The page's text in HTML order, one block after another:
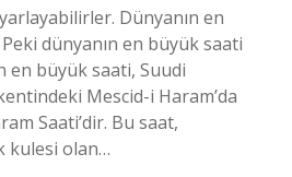
Dünyanın en
dünyanın en büyük saati
en büyük saati, Suudi
Mescid-i Haram’da
Saati’dir. Bu saat,
kulesi olan…